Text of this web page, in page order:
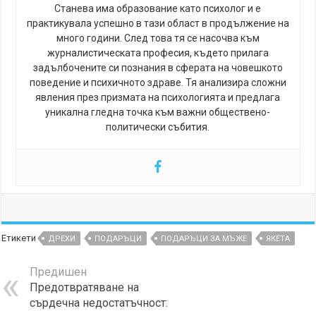
Станева има образование като психолог и е
практикувала успешно в тази област в продължение на
много години. След това тя се насочва към
журналистическата професия, където прилага
задълбочените си познания в сферата на човешкото
поведение и психичното здраве. Тя анализира сложни
явления през призмата на психологията и предлага
уникална гледна точка към важни обществено-
политически събития.
Етикети ДРЕХИ ПОДАРЪЦИ ПОДАРЪЦИ ЗА МЪЖЕ ЯКЕТА
Предишен
Предотвратяване на
сърдечна недостатъчност: